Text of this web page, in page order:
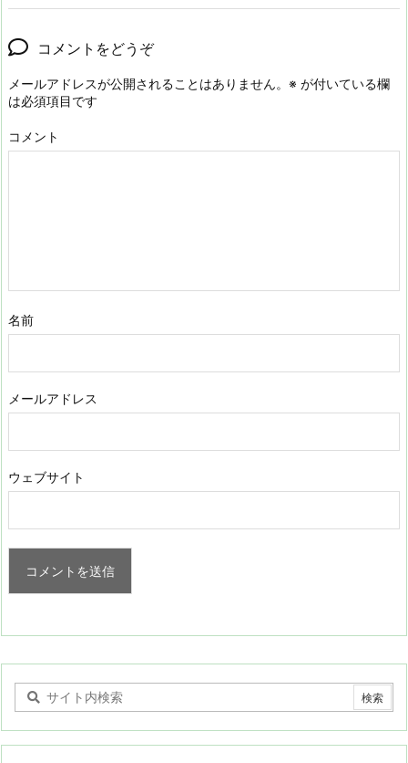
コメントをどうぞ
メールアドレスが公開されることはありません。 ※ が付いている欄
は必須項目です
コメント
名前
メールアドレス
ウェブサイト